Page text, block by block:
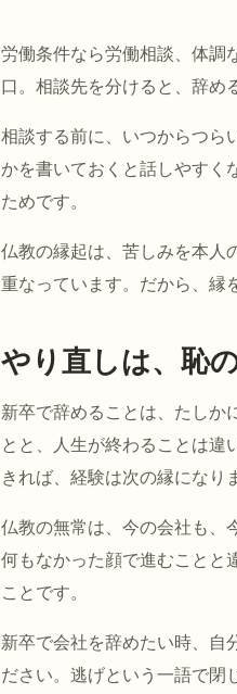
労働条件なら労働相談、体調
口。相談先を分けると、辞め
相談する前に、いつからつら
かを書いておくと話しやすく
ためです。
仏教の縁起は、苦しみを本人
重なっています。だから、縁
やり直しは、恥
新卒で辞めることは、たしか
とと、人生が終わることは違
きれば、経験は次の縁になり
仏教の無常は、今の会社も、
何もなかった顔で進むことと
ことです。
新卒で会社を辞めたい時、自
ださい。逃げという一語で閉